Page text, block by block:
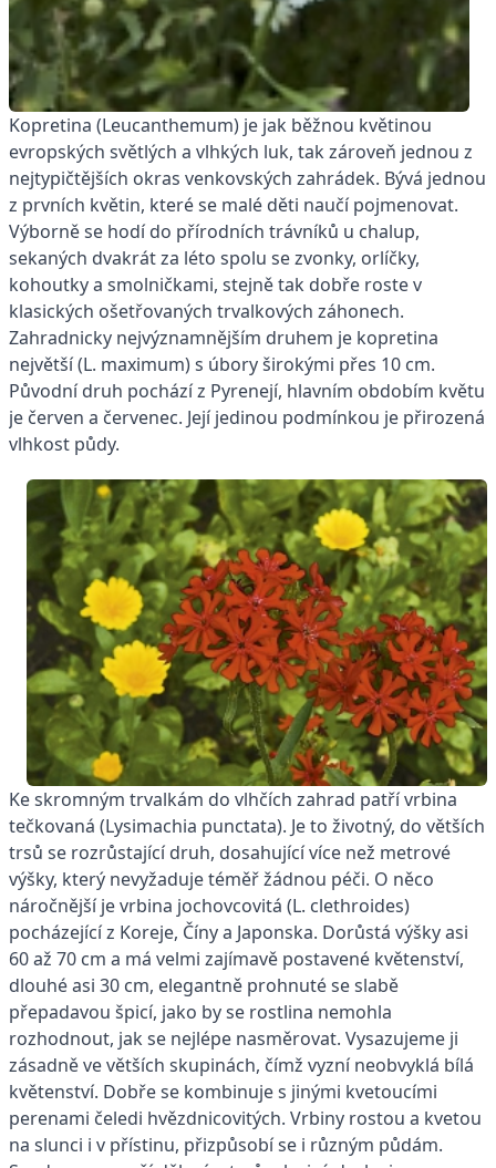
Kopretina (Leucanthemum) je jak běžnou květinou
evropských světlých a vlhkých luk, tak zároveň jednou z
nejtypičtějších okras venkovských zahrádek. Bývá jednou
z prvních květin, které se malé děti naučí pojmenovat.
Výborně se hodí do přírodních trávníků u chalup,
sekaných dvakrát za léto spolu se zvonky, orlíčky,
kohoutky a smolničkami, stejně tak dobře roste v
klasických ošetřovaných trvalkových záhonech.
Zahradnicky nejvýznamnějším druhem je kopretina
největší (L. maximum) s úbory širokými přes 10 cm.
Původní druh pochází z Pyrenejí, hlavním obdobím květu
je červen a červenec. Její jedinou podmínkou je přirozená
vlhkost půdy.
Ke skromným trvalkám do vlhčích zahrad patří vrbina
tečkovaná (Lysimachia punctata). Je to životný, do větších
trsů se rozrůstající druh, dosahující více než metrové
výšky, který nevyžaduje téměř žádnou péči. O něco
náročnější je vrbina jochovcovitá (L. clethroides)
pocházející z Koreje, Číny a Japonska. Dorůstá výšky asi
60 až 70 cm a má velmi zajímavě postavené květenství,
dlouhé asi 30 cm, elegantně prohnuté se slabě
přepadavou špicí, jako by se rostlina nemohla
rozhodnout, jak se nejlépe nasměrovat. Vysazujeme ji
zásadně ve větších skupinách, čímž vyzní neobvyklá bílá
květenství. Dobře se kombinuje s jinými kvetoucími
perenami čeledi hvězdnicovitých. Vrbiny rostou a kvetou
na slunci i v přístinu, přizpůsobí se i různým půdám.